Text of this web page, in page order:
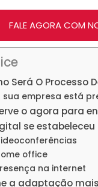
FALE AGORA COM
Será O Processo
sua empresa está
o agora para
se estabeleceu
office
na internet
a adaptação